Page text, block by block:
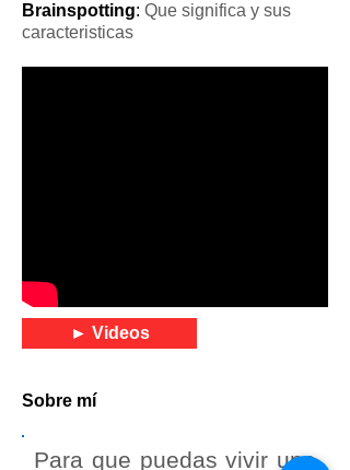
Brainspotting: Que significa y sus
caracteristicas
► Videos
Sobre mí
Para que puedas vivir una